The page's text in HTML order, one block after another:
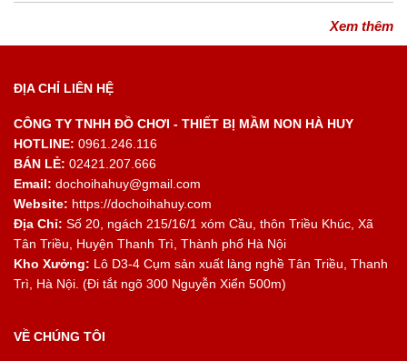
Xem thêm
ĐỊA CHỈ LIÊN HỆ
CÔNG TY TNHH ĐỒ CHƠI - THIẾT BỊ MẦM NON HÀ HUY
HOTLINE: 0961.246.116
BÁN LẺ: 02421.207.666
Email: dochoihahuy@gmail.com
Website: https://dochoihahuy.com
Địa Chỉ: Số 20, ngách 215/16/1 xóm Cầu, thôn Triều Khúc, Xã
Tân Triều, Huyện Thanh Trì, Thành phố Hà Nội
Kho Xưởng: Lô D3-4 Cụm sản xuất làng nghề Tân Triều, Thanh
Trì, Hà Nội. (Đi tắt ngõ 300 Nguyễn Xiển 500m)
VỀ CHÚNG TÔI